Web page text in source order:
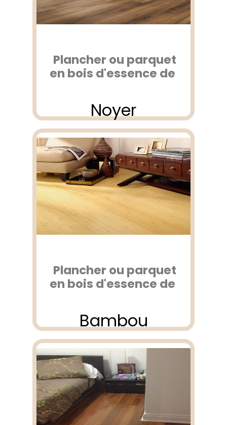
Plancher ou parquet
en bois d'essence de
Noyer
Plancher ou parquet
en bois d'essence de
Bambou